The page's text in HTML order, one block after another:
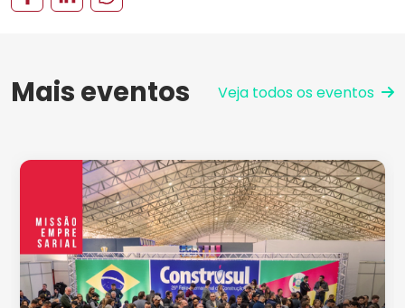
Mais eventos Veja todos os eventos